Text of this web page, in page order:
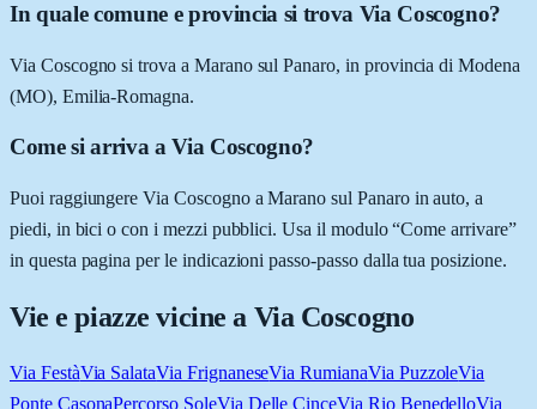
In quale comune e provincia si trova Via Coscogno?
Via Coscogno si trova a Marano sul Panaro, in provincia di Modena
(MO), Emilia-Romagna.
Come si arriva a Via Coscogno?
Puoi raggiungere Via Coscogno a Marano sul Panaro in auto, a
piedi, in bici o con i mezzi pubblici. Usa il modulo “Come arrivare”
in questa pagina per le indicazioni passo-passo dalla tua posizione.
Vie e piazze vicine a Via Coscogno
Via FestàVia SalataVia FrignaneseVia RumianaVia PuzzoleVia
Ponte CasonaPercorso SoleVia Delle CinceVia Rio BenedelloVia